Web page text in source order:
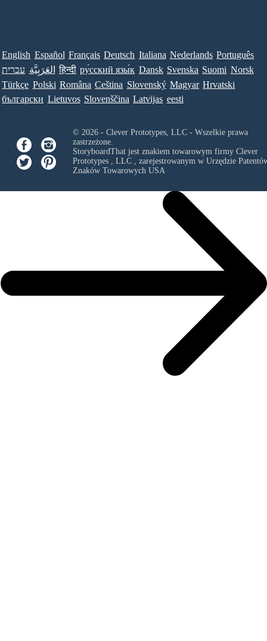
English Español Français Deutsch Italiana Nederlands Português
עברית العَرَبِيَّة हिन्दी ру́сский язы́к Dansk Svenska Suomi Norsk
Türkçe Polski Româna Ceština Slovenský Magyar Hrvatski
български Lietuvos Slovenščina Latvijas eesti
© 2026 - Clever Prototypes, LLC - Wszelkie prawa
zastrzeżone.
StoryboardThat jest znakiem towarowym firmy Clever
Prototypes , LLC, zarejestrowanym w Urzędzie
Znaków Towarowych USA